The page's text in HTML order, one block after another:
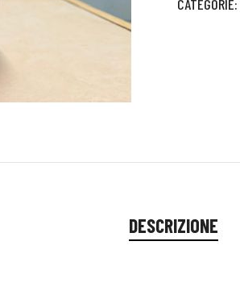
CATEGORIE:
DESCRIZIONE